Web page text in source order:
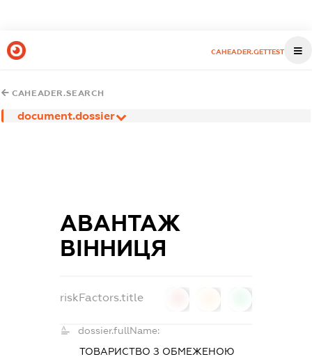
CAHEADER.GETTEST
CAHEADER.SEARCH
document.dossier
АВАНТАЖ
ВІННИЦЯ
riskFactors.title
dossier.fullName:
ТОВАРИСТВО З ОБМЕЖЕНОЮ